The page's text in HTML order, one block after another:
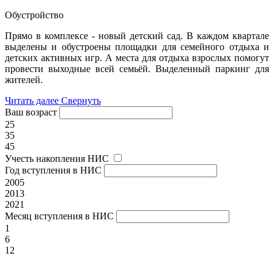
Обустройство
Прямо в комплексе - новый детский сад. В каждом квартале
выделены и обустроены площадки для семейного отдыха и
детских активных игр. А места для отдыха взрослых помогут
провести выходные всей семьёй. Выделенный паркинг для
жителей.
Читать далее Свернуть
Ваш возраст
25
35
45
Учесть накопления НИС
Год вступления в НИС
2005
2013
2021
Месяц вступления в НИС
1
6
12